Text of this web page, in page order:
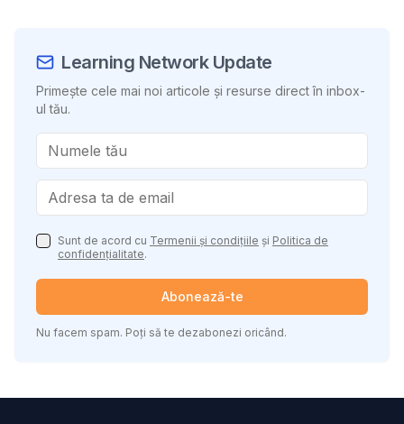
Learning Network Update
Primește cele mai noi articole și resurse direct în inbox-
ul tău.
Sunt de acord cu Termenii și condițiile și Politica de
confidențialitate.
Abonează-te
Nu facem spam. Poți să te dezabonezi oricând.